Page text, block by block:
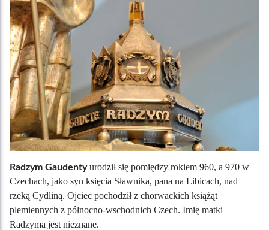
Radzym Gaudentyurodził się pomiędzy rokiem 960, a 970 w
Czechach, jako syn księcia Sławnika, pana na Libicach, nad
rzeką Cydliną. Ojciec pochodził z chorwackich książąt
plemiennych z północno-wschodnich Czech. Imię matki
Radzyma jest nieznane.